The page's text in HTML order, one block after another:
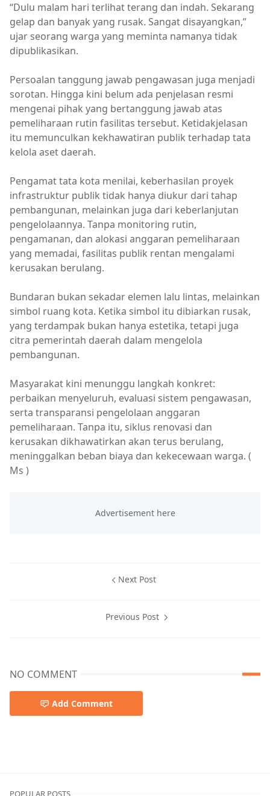
“Dulu malam hari terlihat terang dan indah. Sekarang
gelap dan banyak yang rusak. Sangat disayangkan,”
ujar seorang warga yang meminta namanya tidak
dipublikasikan.
Persoalan tanggung jawab pengawasan juga menjadi
sorotan. Hingga kini belum ada penjelasan resmi
mengenai pihak yang bertanggung jawab atas
pemeliharaan rutin fasilitas tersebut. Ketidakjelasan
itu memunculkan kekhawatiran publik terhadap tata
kelola aset daerah.
Pengamat tata kota menilai, keberhasilan proyek
infrastruktur publik tidak hanya diukur dari tahap
pembangunan, melainkan juga dari keberlanjutan
pengelolaannya. Tanpa monitoring rutin,
pengamanan, dan alokasi anggaran pemeliharaan
yang memadai, fasilitas publik rentan mengalami
kerusakan berulang.
Bundaran bukan sekadar elemen lalu lintas, melainkan
simbol ruang kota. Ketika simbol itu dibiarkan rusak,
yang terdampak bukan hanya estetika, tetapi juga
citra pemerintah daerah dalam mengelola
pembangunan.
Masyarakat kini menunggu langkah konkret:
perbaikan menyeluruh, evaluasi sistem pengawasan,
serta transparansi pengelolaan anggaran
pemeliharaan. Tanpa itu, siklus renovasi dan
kerusakan dikhawatirkan akan terus berulang,
meninggalkan beban biaya dan kekecewaan warga. (
Ms )
Next Post
Previous Post
NO COMMENT
Add Comment